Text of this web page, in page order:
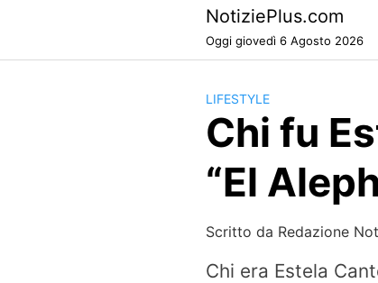
NotiziePlus.com
Oggi giovedì 6 Agosto 2026
LIFESTYLE
Chi fu
“El
Scritto da Redazione
Chi era Estela